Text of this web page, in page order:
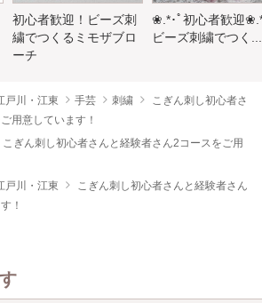
初心者歓迎！ビーズ刺
繍でつくるミモザブロ
ーチ
❀.*･ﾟ初心者歓迎
ビーズ刺繍でつく...
戸川・江東 手芸 刺繍
こぎん刺し初心者さ
用意しています！
こぎん刺し初心者さんと経験者さん2コースをご用
戸川・江東
こぎん刺し初心者さんと経験者さん
！